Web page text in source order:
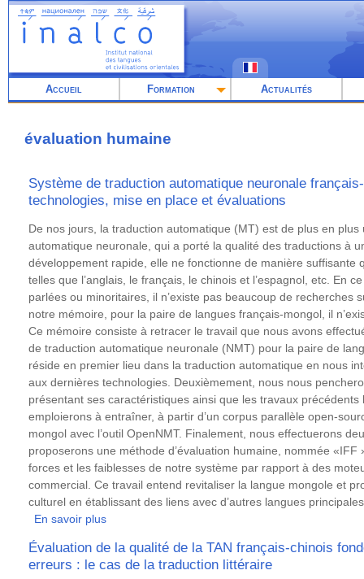
Aller
contenu
Accueil Formation Actualités
évaluation humaine
Système de traduction automatique neuronale
technologies, mise en place et évaluations
Résumé
De nos jours, la traduction automatique (MT) est de plus en
automatique neuronale, qui a porté la qualité des traductions à
développement rapide, elle ne fonctionne de manière suffisante
telles que l’anglais, le français, le chinois et l’espagnol, etc. En
parlées ou minoritaires, il n’existe pas beaucoup de recherches
notre mémoire, pour la paire de langues français-mongol, il
Ce mémoire consiste à retracer le travail que nous avons
de traduction automatique neuronale (NMT) pour la paire de
réside en premier lieu dans la traduction automatique en nous
aux dernières technologies. Deuxièmement, nous nous
présentant ses caractéristiques ainsi que les travaux précédents
emploierons à entraîner, à partir d’un corpus parallèle open-
mongol avec l’outil OpenNMT. Finalement, nous effectuerons
proposerons une méthode d’évaluation humaine, nommée
forces et les faiblesses de notre système par rapport à des
commercial. Ce travail entend revitaliser la langue mongole et
culturel en établissant des liens avec d’autres langues
En savoir plus
de
traduction
Évaluation de la qualité de la TAN français-chinois
erreurs : le cas de la traduction littéraire